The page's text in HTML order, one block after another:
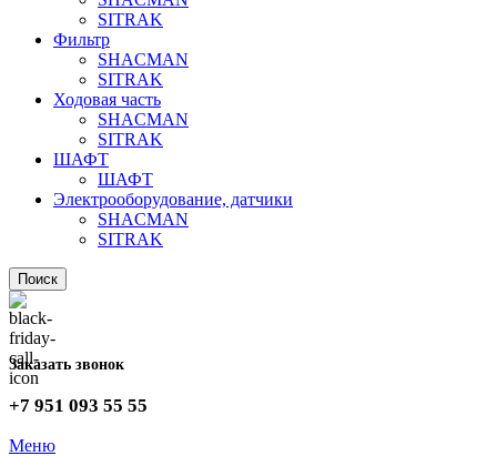
SITRAK
Фильтр
SHACMAN
SITRAK
Ходовая часть
SHACMAN
SITRAK
ШАФТ
ШАФТ
Электрооборудование, датчики
SHACMAN
SITRAK
Поиск
Заказать звонок
+7 951 093 55 55
Меню